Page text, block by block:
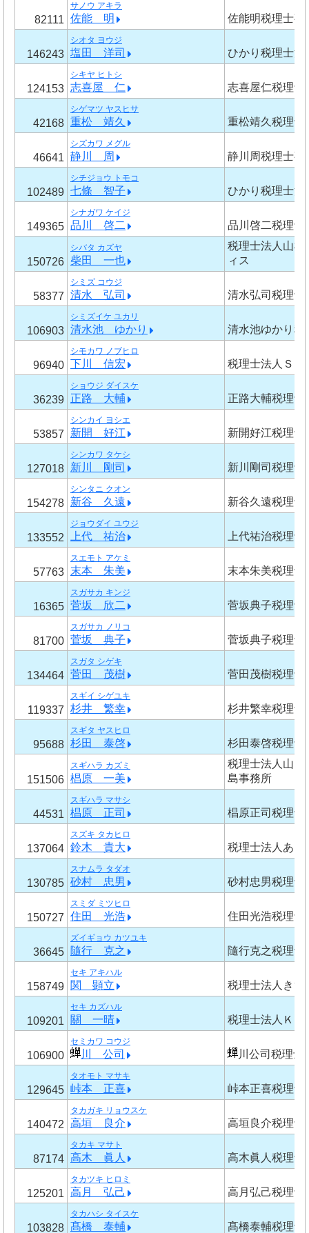
82111
サノウ アキラ
佐能 明 佐能明税理士事
146243
シオタ ヨウジ
塩田 洋司 ひかり税理士
124153
シキヤ ヒトシ
志喜屋 仁 志喜屋仁税理士
42168
シゲマツ ヤスヒサ
重松 靖久 重松靖久税理士
46641
シズカワ メグル
静川 周 静川周税理士事
102489
シチジョウ トモコ
七條 智子 ひかり税理士
149365
シナガワ ケイジ
品川 啓二 品川啓二税理士
150726
シバタ カズヤ
柴田 一也
税理士法人山
ィス
58377
シミズ コウジ
清水 弘司 清水弘司税理士
106903
シミズイケ ユカリ
清水池 ゆかり 清水池ゆかり税
96940
シモカワ ノブヒロ
下川 信宏 税理士法人ＳＩ
36239
ショウジ ダイスケ
正路 大輔 正路大輔税理士
53857
シンカイ ヨシエ
新開 好江 新開好江税理士
127018
シンカワ タケシ
新川 剛司 新川剛司税理士
154278
シンタニ クオン
新谷 久遠 新谷久遠税理士
133552
ジョウダイ ユウジ
上代 祐治 上代祐治税理士
57763
スエモト アケミ
末本 朱美 末本朱美税理士
16365
スガサカ キンジ
菅坂 欣二 菅坂典子税理士
81700
スガサカ ノリコ
菅坂 典子 菅坂典子税理士
134464
スガタ シゲキ
菅田 茂樹 菅田茂樹税理士
119337
スギイ シゲユキ
杉井 繁幸 杉井繁幸税理士
95688
スギタ ヤスヒロ
杉田 泰啓 杉田泰啓税理士
151506
スギハラ カズミ
椙原 一美
税理士法人山
島事務所
44531
スギハラ マサシ
椙原 正司 椙原正司税理士
137064
スズキ タカヒロ
鈴木 貴大 税理士法人あお
130785
スナムラ タダオ
砂村 忠男 砂村忠男税理士
150727
スミダ ミツヒロ
住田 光浩 住田光浩税理士
36645
ズイギョウ カツユキ
隨行 克之 隨行克之税理士
158749
セキ アキハル
関 顕立 税理士法人きず
109201
セキ カズハル
關 一晴 税理士法人ＫＡ
106900
セミカワ コウジ
川 公司 川公司税理士
129645
タオモト マサキ
峠本 正喜 峠本正喜税理士
140472
タカガキ リョウスケ
高垣 良介 高垣良介税理士
87174
タカキ マサト
高木 眞人 高木眞人税理士
125201
タカツキ ヒロミ
高月 弘己 高月弘己税理士
103828
タカハシ タイスケ
髙橋 泰輔 髙橋泰輔税理士